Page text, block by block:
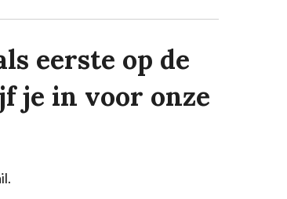
eerste op de
je in voor onze